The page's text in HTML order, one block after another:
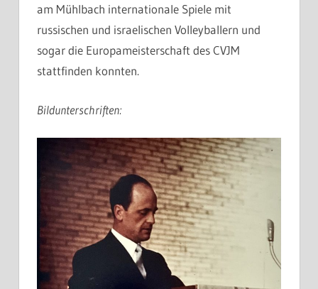
am Mühlbach internationale Spiele mit
russischen und israelischen Volleyballern und
sogar die Europameisterschaft des CVJM
stattfinden konnten.
Bildunterschriften: